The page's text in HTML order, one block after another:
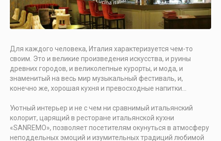
Для каждого человека, Италия характеризуется чем-то
своим. Это и великие произведения искусства, и руины
древних городов, и великолепные курорты, и мода, и
знаменитый на весь мир музыкальный фестиваль, и,
конечно же, хорошая кухня и превосходные напитки…
Уютный интерьер и не с чем ни сравнимый итальянский
колорит, царящий в ресторане итальянской кухни
«SANREMO», позволяет посетителям окунуться в атмосферу
неподдельных эмоций и изумительных традиций любимой